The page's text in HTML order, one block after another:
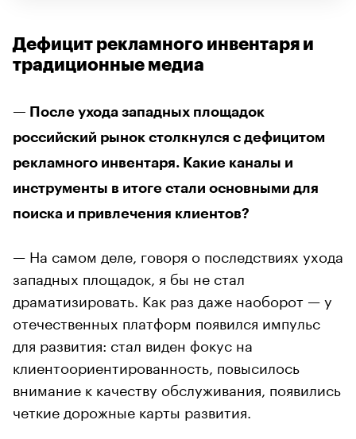
Дефицит рекламного инвентаря и
традиционные медиа
— После ухода западных площадок
российский рынок столкнулся с дефицитом
рекламного инвентаря. Какие каналы и
инструменты в итоге стали основными для
поиска и привлечения клиентов?
— На самом деле, говоря о последствиях ухода
западных площадок, я бы не стал
драматизировать. Как раз даже наоборот — у
отечественных платформ появился импульс
для развития: стал виден фокус на
клиентоориентированность, повысилось
внимание к качеству обслуживания, появились
четкие дорожные карты развития.